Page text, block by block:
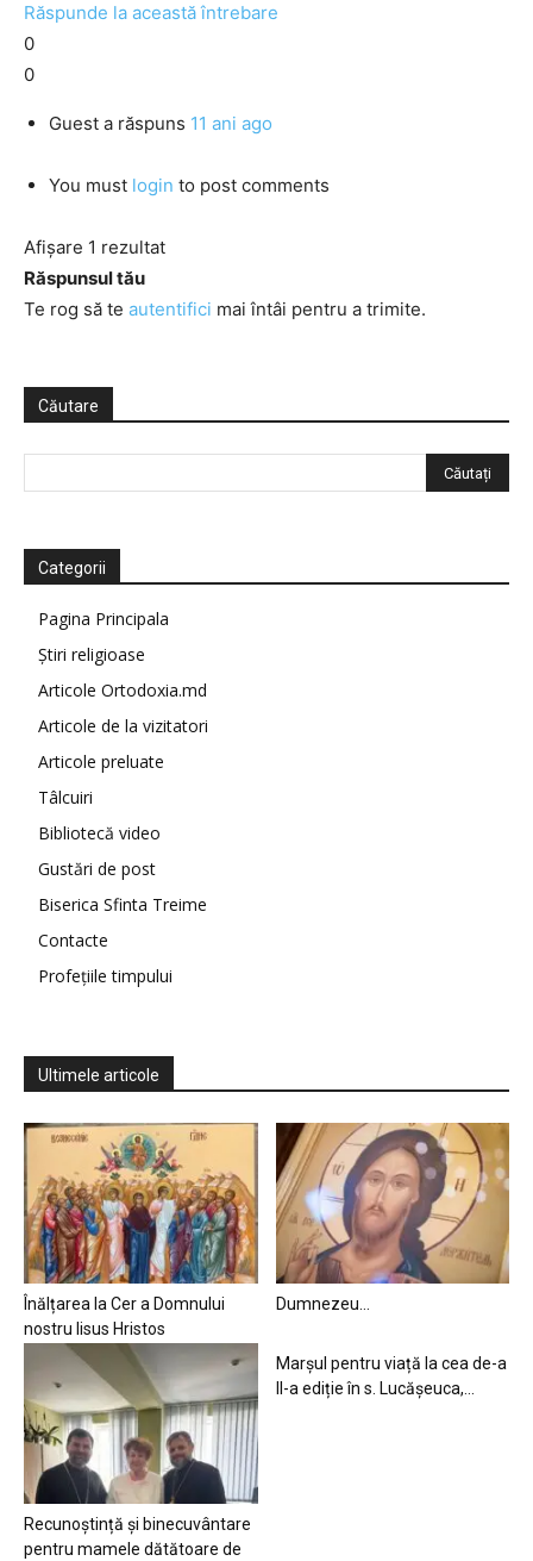
Răspunde la această întrebare
0
0
Guest a răspuns 11 ani ago
You must login to post comments
Afișare 1 rezultat
Răspunsul tău
Te rog să te autentifici mai întâi pentru a trimite.
Căutare
Categorii
Pagina Principala
Știri religioase
Articole Ortodoxia.md
Articole de la vizitatori
Articole preluate
Tâlcuiri
Bibliotecă video
Gustări de post
Biserica Sfinta Treime
Contacte
Profețiile timpului
Ultimele articole
Înălțarea la Cer a Domnului
nostru Iisus Hristos
Dumnezeu…
Recunoștință și binecuvântare
pentru mamele dătătoare de
Marșul pentru viață la cea de-a
II-a ediție în s. Lucășeuca,...